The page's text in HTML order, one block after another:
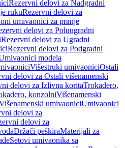
Rezervni delovi za Nadgradni
rukuRezervni delovi za
umivaonici za pranje
delovi za Poluugradni
Rezervni delovi za Ugradni
Rezervni delovi za Podgradni
modela
Višestruki umivaoniciOstali
delovi za Ostali višenamenski
delovi za Izlivna koritaTrokadero,
konzolniVišenamenski
umivaoniciUmivaonici
delovi za
delovi za
Držači peškiraMaterijali za
Setovi umivaonika sa